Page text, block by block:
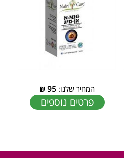
המחיר שלנו: 95
₪
פרטים נוספים